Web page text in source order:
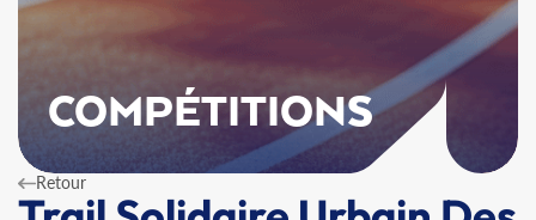
COMPÉTITIONS
Retour